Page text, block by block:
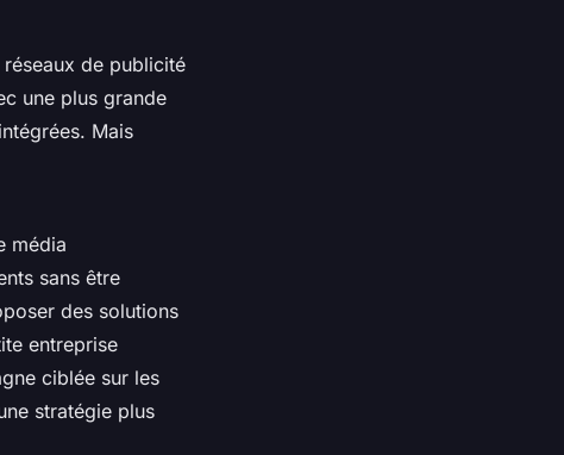
de publicité
une plus grande
Mais
média
sans être
des solutions
entreprise
ciblée sur les
stratégie plus